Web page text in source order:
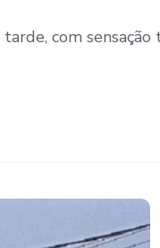
com sensação